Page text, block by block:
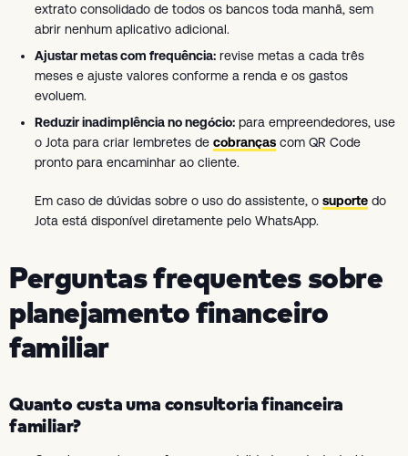
extrato consolidado de todos os bancos toda manhã, sem
abrir nenhum aplicativo adicional.
Ajustar metas com frequência: revise metas a cada três
meses e ajuste valores conforme a renda e os gastos
evoluem.
Reduzir inadimplência no negócio: para empreendedores, use
o Jota para criar lembretes de cobranças com QR Code
pronto para encaminhar ao cliente.
Em caso de dúvidas sobre o uso do assistente, o suporte do
Jota está disponível diretamente pelo WhatsApp.
Perguntas frequentes sobre
planejamento financeiro
familiar
Quanto custa uma consultoria financeira
familiar?